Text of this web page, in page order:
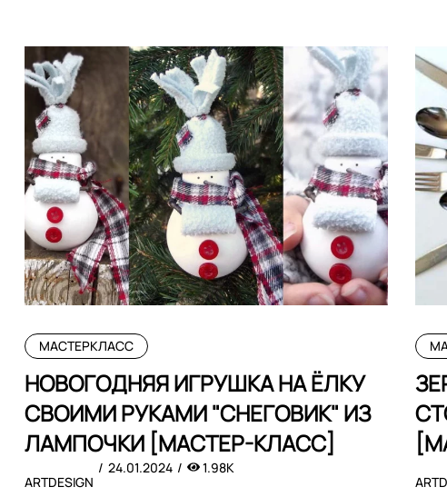
МАСТЕРКЛАСС
НОВОГОДНЯЯ ИГРУШКА НА ЁЛКУ
СВОИМИ РУКАМИ "СНЕГОВИК" ИЗ
ЛАМПОЧКИ [МАСТЕР-КЛАСС]
ARTDESIGN
24.01.2024 1.98K